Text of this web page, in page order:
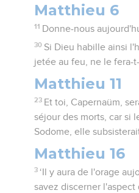
Matthieu 6
11 Donne-nous
30 Si Dieu habille ainsi
jetée au feu, ne le fera-
Matthieu 11
23 Et toi, Capernaüm,
séjour des morts, car si
Sodome, elle
Matthieu 16
3 ‘Il y aura de l'orage
savez discerner l'aspect